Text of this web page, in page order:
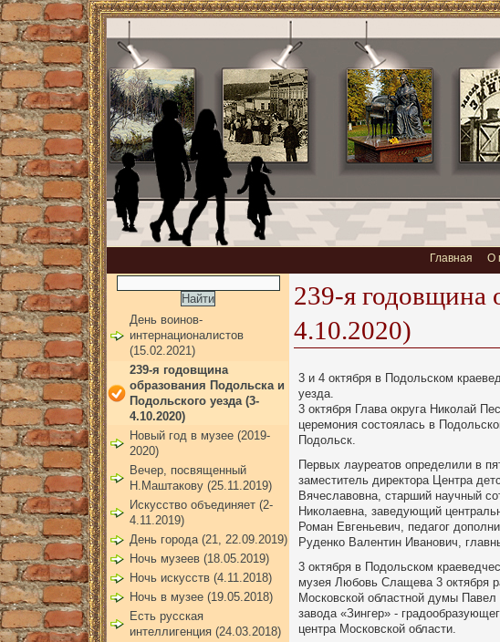
Главная О
День воинов-
интернационалистов
(15.02.2021)
239-я годовщина
образования Подольска и
Подольского уезда (3-
4.10.2020)
Новый год в музее (2019-
2020)
Вечер, посвященный
Н.Маштакову (25.11.2019)
Искусство объединяет (2-
4.11.2019)
День города (21, 22.09.2019)
Ночь музеев (18.05.2019)
Ночь искусств (4.11.2018)
Ночь в музее (19.05.2018)
Есть русская
интеллигенция (24.03.2018)
239-я годовщина
4.10.2020)
3 и 4 октября в Подольском
уезда.
3 октября Глава округа Николай
церемония состоялась в
Подольск.
Первых лауреатов определили в
заместитель директора Центра
Вячеславовна, старший научный
Николаевна, заведующий
Роман Евгеньевич, педагог
Руденко Валентин Иванович,
3 октября в Подольском
музея Любовь Слащева 3 октября
Московской областной думы
завода «Зингер» -
центра Московской области.